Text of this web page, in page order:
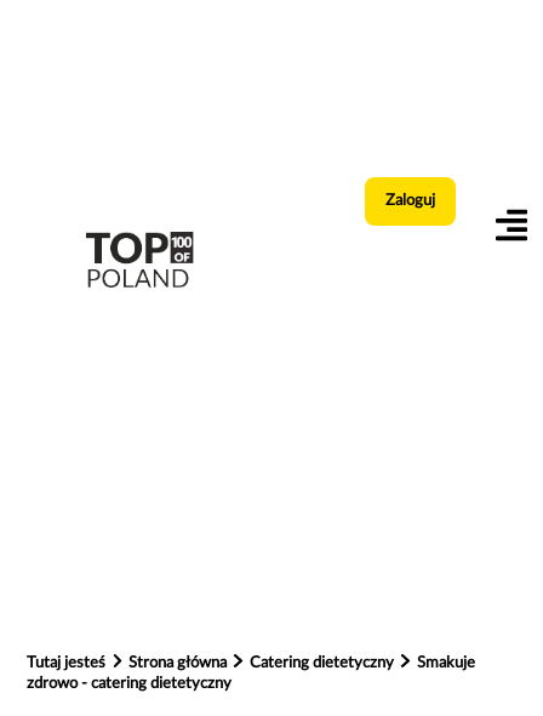
Zaloguj
Tutaj jesteś Strona główna Catering dietetyczny
Smakuje
zdrowo - catering dietetyczny